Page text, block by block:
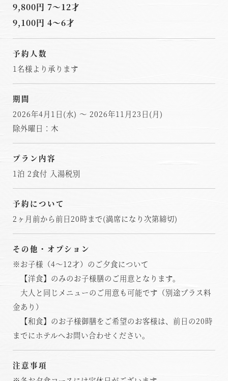
9,800円 7～12才
9,100円 4～6才
予約人数
1名様より承ります
期間
2026年4月1日(水) ～ 2026年11月23日(月)
除外曜日：木
プラン内容
1泊 2食付 入湯税別
予約について
2ヶ月前から前日20時まで(満席になり次第締切)
その他・オプション
※お子様（4～12才）のご夕食について
【洋食】のみのお子様膳のご用意となります。
大人と同じメニューのご用意も可能です（別途プラス料
金あり）
【和食】のお子様御膳をご希望のお客様は、前日の20時
までにホテルへお問い合わせください。
注意事項